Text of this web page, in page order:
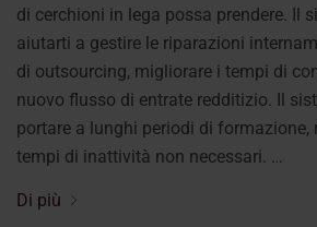
di cerchioni in lega possa prendere. Il
aiutarti a gestire le riparazioni
di outsourcing, migliorare i tempi di
nuovo flusso di entrate redditizio. Il
portare a lunghi periodi di formazione,
tempi di inattività non necessari. …
Di più